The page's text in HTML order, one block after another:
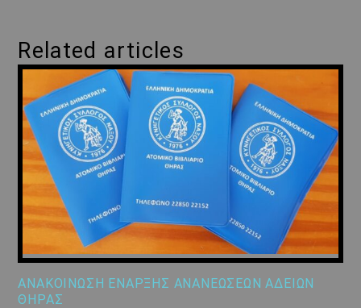
Related articles
ΑΝΑΚΟΙΝΩΣΗ ΕΝΑΡΞΗΣ ΑΝΑΝΕΩΣΕΩΝ ΑΔΕΙΩΝ
ΘΗΡΑΣ